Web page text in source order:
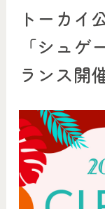
トーカイ
「シュゲ
ランス開